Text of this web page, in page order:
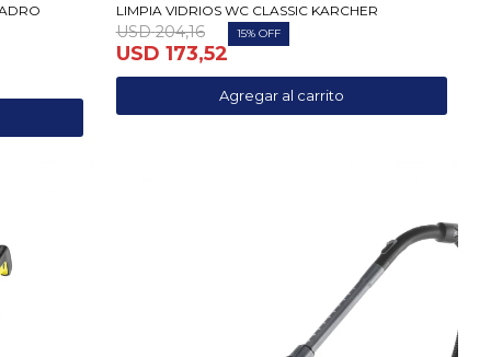
LIMPIA VIDRIOS WC CLASSIC KARCHER
USD 173,52
USD 204,16 15